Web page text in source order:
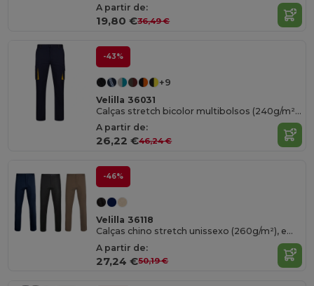
A partir de:
19,80 €36,49 €
-43%
+9
Velilla 36031
Calças stretch bicolor multibolsos (240g/m²), em algodão (46%), EME (38%) e poliéster (16%)
A partir de:
26,22 €46,24 €
-46%
Velilla 36118
Calças chino stretch unissexo (260g/m²), em algodão (98%) e elastano (2%)
A partir de:
27,24 €50,19 €